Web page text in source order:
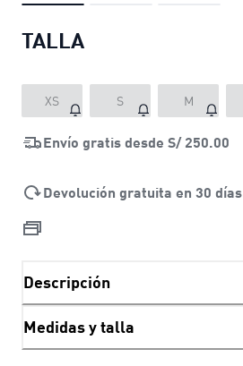
TALLA
XS S M
Envío gratis desde S/ 250.00
Devolución gratuita en 30 días
Descripción
Medidas y talla